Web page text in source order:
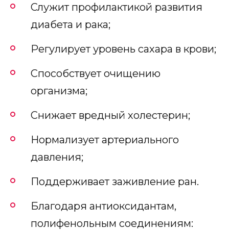
Служит профилактикой развития
диабета и рака;
Регулирует уровень сахара в крови;
Способствует очищению
организма;
Снижает вредный холестерин;
Нормализует артериального
давления;
Поддерживает заживление ран.
Благодаря антиоксидантам,
полифенольным соединениям: